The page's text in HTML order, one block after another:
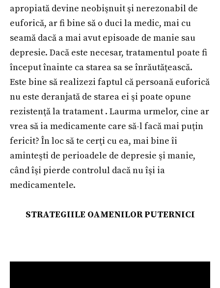
apropiată devine neobişnuit şi nerezonabil de
euforică, ar fi bine să o duci la medic, mai cu
seamă dacă a mai avut episoade de manie sau
depresie. Dacă este necesar, tratamentul poate fi
început înainte ca starea sa se înrăutăţească.
Este bine să realizezi faptul că persoană euforică
nu este deranjată de starea ei şi poate opune
rezistenţă la tratament . Laurma urmelor, cine ar
vrea să ia medicamente care să-l facă mai puţin
fericit? În loc să te cerţi cu ea, mai bine îi
aminteşti de perioadele de depresie şi manie,
când îşi pierde controlul dacă nu îşi ia
medicamentele.
STRATEGIILE OAMENILOR PUTERNICI